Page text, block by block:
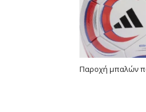
Παροχή μπαλών